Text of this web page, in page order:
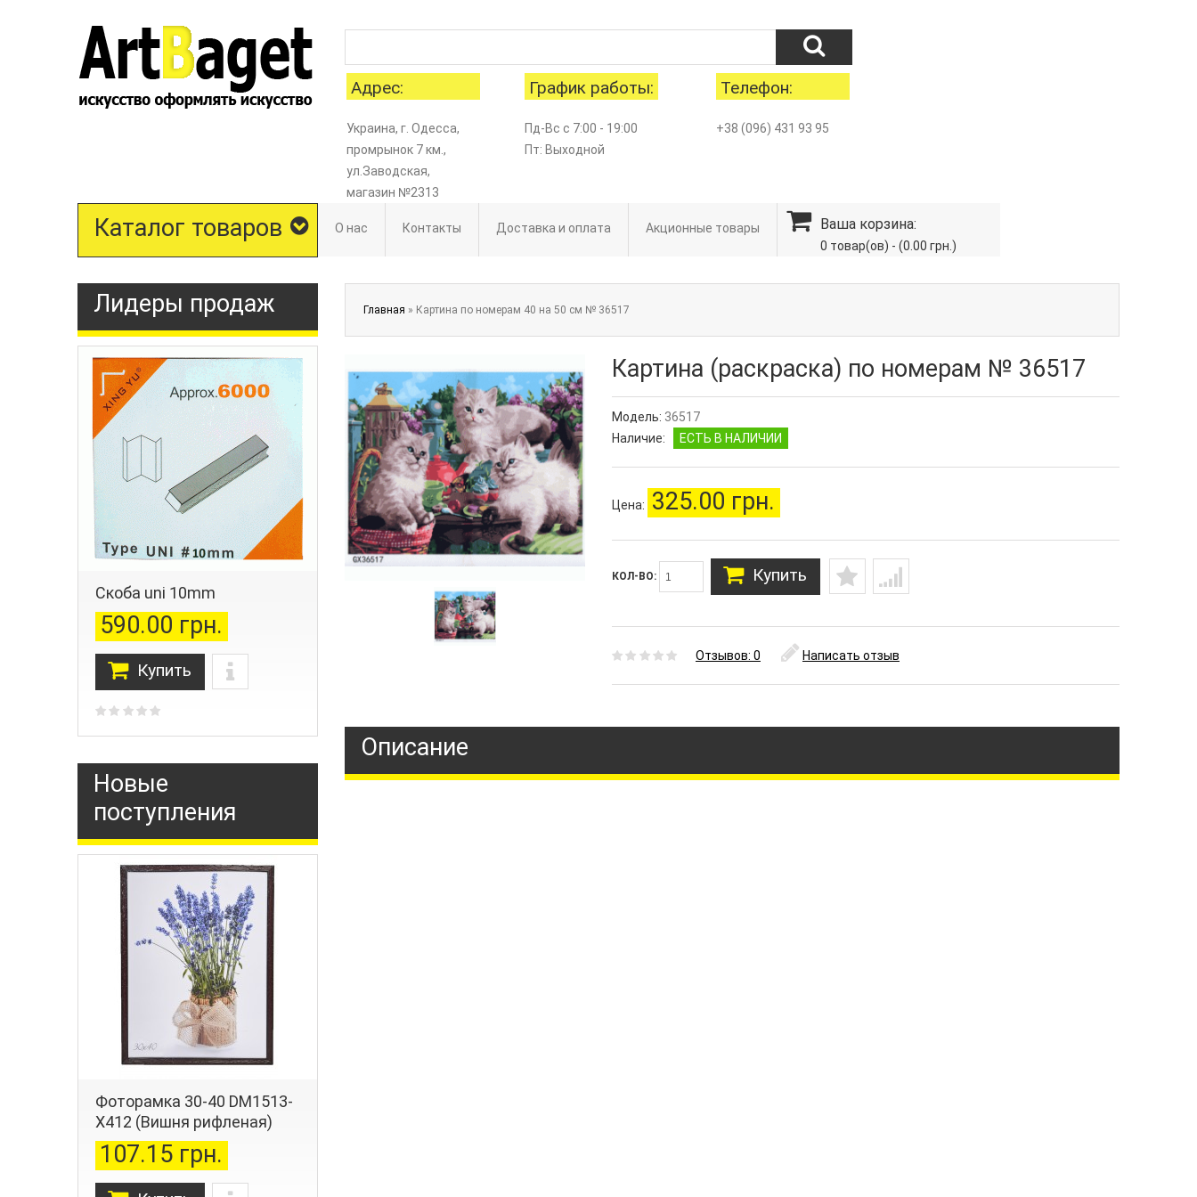
Адрес:
Украина, г. Одесса,
промрынок 7 км.,
ул.Заводская,
магазин №2313
График работы:
Пд-Вс с 7:00 - 19:00
Пт: Выходной
Телефон:
+38 (096) 431 93 95
Каталог товаров О нас Контакты Доставка и оплата Акционные товары Ваша корзина:
0 товар(ов) - (0.00 грн.)
Лидеры продаж
Скоба uni 10mm
590.00 грн.
Купить
Новые
поступления
Фоторамка 30-40 DM1513-
X412 (Вишня рифленая)
107.15 грн.
Главная » Картина по номерам 40 на 50 см № 36517
Картина (раскраска) по номерам № 36517
Модель: 36517
Наличие:
ЕСТЬ В НАЛИЧИИ
Цена: 325.00 грн.
КОЛ-ВО: Купить
Отзывов: 0 Написать отзыв
Описание